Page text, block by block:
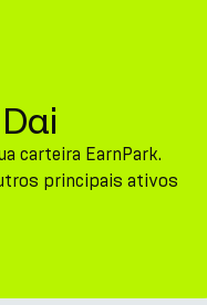
carteira EarnPark.
principais ativos